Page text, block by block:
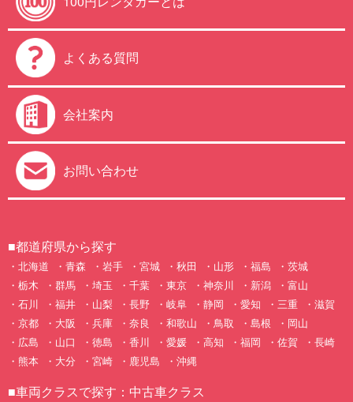
よくある質問
会社案内
お問い合わせ
■都道府県から探す
北海道 青森 岩手 宮城 秋田 山形 福島
茨城
栃木
群馬 埼玉 千葉 東京 神奈川 新潟
富山
石川
福井 山梨 長野 岐阜 静岡 愛知 三重
滋賀
京都
大阪 兵庫 奈良 和歌山 鳥取 島根
岡山
広島
山口 徳島 香川 愛媛 高知 福岡 佐賀
長崎
熊本
大分 宮崎 鹿児島 沖縄
■車両クラスで探す：中古車クラス